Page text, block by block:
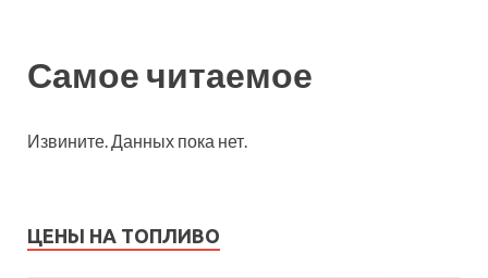
Самое читаемое
Извините. Данных пока нет.
ЦЕНЫ НА ТОПЛИВО